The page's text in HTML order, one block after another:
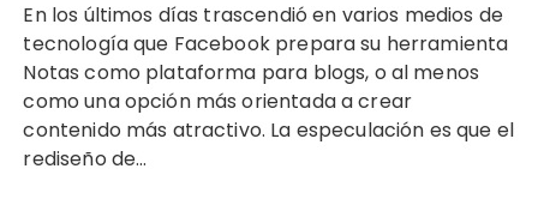
En los últimos días trascendió en varios medios de
tecnología que Facebook prepara su herramienta
Notas como plataforma para blogs, o al menos
como una opción más orientada a crear
contenido más atractivo. La especulación es que el
rediseño de…